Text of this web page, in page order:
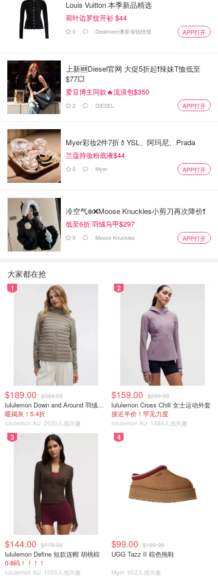
Louis Vuitton 本季新品精选
荷叶边罗纹开衫 $44
0 Dealmoon澳新省钱快报 APP打开
上新🆕Diesel官网 大促5折起❗️辣妹T恤低至
$77💥
爱豆博主同款🔥流浪包$350
2 DIESEL APP打开
Myer彩妆2件7折💄YSL、阿玛尼、Prada
兰蔻持妆粉底液$44
0 Myer APP打开
冷空气❄️❌️Moose Knuckles小剪刀再次降价❗️
低至6折 羽绒马甲$297
8 Moose Knuckles APP打开
大家都在抢
1
$189.00 $349.00
lululemon Down and Around 羽绒夹克
暖揭灰！5.4折
lululemon AU 2020人感兴趣
2
$159.00 $299.00
lululemon Cross Chill 女士运动外套
接近半价！罕见力度
lululemon AU 1384人感兴趣
3
$144.00 $179.00
lululemon Define 短款连帽 胡桃棕
0-8码！！！！
lululemon AU 1055人感兴趣
4
$99.00 $199.99
UGG Tazz II 棕色拖鞋
Myer 952人感兴趣